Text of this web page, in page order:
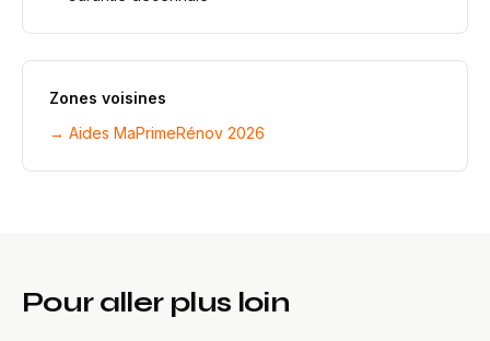
Zones voisines
→ Aides MaPrimeRénov 2026
Pour aller plus loin